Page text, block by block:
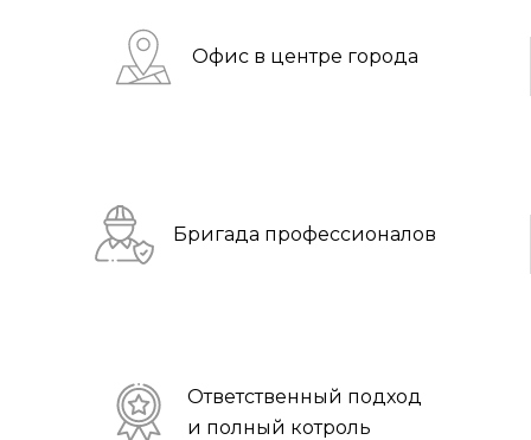
Офис в центре города
Бригада профессионалов
Ответственный подход
и полный котроль